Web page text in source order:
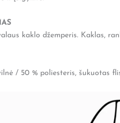
kaklo džemperis. Kaklas,
/ 50 % poliesteris, šukuotas